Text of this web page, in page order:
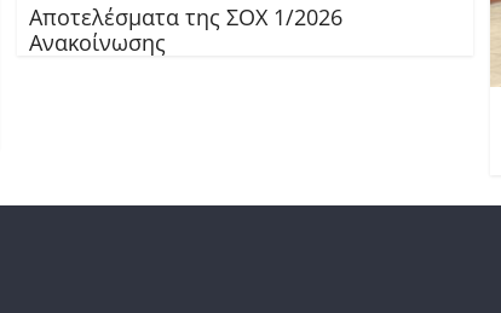
Αποτελέσματα της ΣΟΧ 1/2026
Ανακοίνωσης